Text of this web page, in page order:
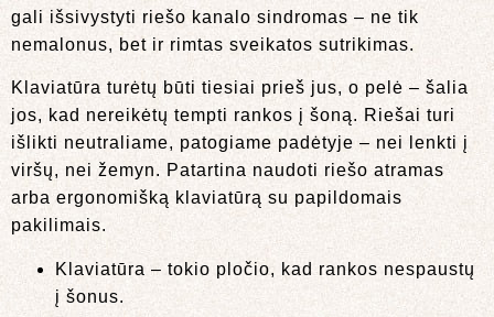
gali išsivystyti riešo kanalo sindromas – ne tik
nemalonus, bet ir rimtas sveikatos sutrikimas.
Klaviatūra turėtų būti tiesiai prieš jus, o pelė – šalia
jos, kad nereikėtų tempti rankos į šoną. Riešai turi
išlikti neutraliame, patogiame padėtyje – nei lenkti į
viršų, nei žemyn. Patartina naudoti riešo atramas
arba ergonomišką klaviatūrą su papildomais
pakilimais.
Klaviatūra – tokio pločio, kad rankos nespaustų
į šonus.